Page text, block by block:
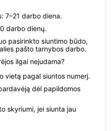
7–21 darbo diena.
darbo dienų.
pasirinkto siuntimo būdo,
pašto tarnybos darbo.
ilgai nejudama?
vietą pagal siuntos numerį.
dėl papildomos
skyriumi, jei siunta jau